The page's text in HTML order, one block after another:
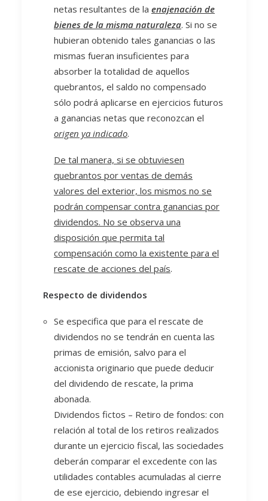
netas resultantes de la enajenación de
bienes de la misma naturaleza. Si no se
hubieran obtenido tales ganancias o las
mismas fueran insuficientes para
absorber la totalidad de aquellos
quebrantos, el saldo no compensado
sólo podrá aplicarse en ejercicios futuros
a ganancias netas que reconozcan el
origen ya indicado.
De tal manera, si se obtuviesen
quebrantos por ventas de demás
valores del exterior, los mismos no se
podrán compensar contra ganancias por
dividendos. No se observa una
disposición que permita tal
compensación como la existente para el
rescate de acciones del país.
Respecto de dividendos
Se especifica que para el rescate de
dividendos no se tendrán en cuenta las
primas de emisión, salvo para el
accionista originario que puede deducir
del dividendo de rescate, la prima
abonada.
Dividendos fictos – Retiro de fondos: con
relación al total de los retiros realizados
durante un ejercicio fiscal, las sociedades
deberán comparar el excedente con las
utilidades contables acumuladas al cierre
de ese ejercicio, debiendo ingresar el